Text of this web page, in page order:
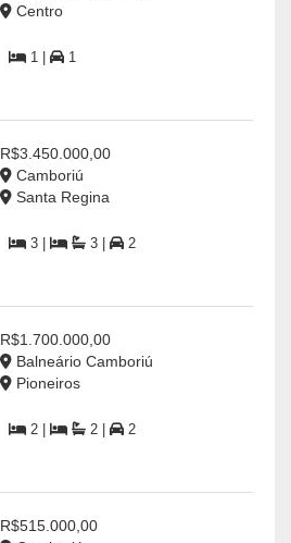
Centro
1 | 1
R$3.450.000,00
Camboriú
Santa Regina
3 | 3 | 2
R$1.700.000,00
Balneário Camboriú
Pioneiros
2 | 2 | 2
R$515.000,00